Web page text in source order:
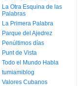
La Otra Esquina de las
Palabras
La Primera Palabra
Parque del Ajedrez
Penúltimos días
Punt de Vista
Todo el Mundo Habla
tumiamiblog
Valores Cubanos